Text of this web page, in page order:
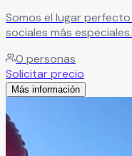
Somos el lugar
sociales más
distintos estilos de celebración. Cada área
para brindarte
para crear momentos
0 personas
Solicitar precio
Más información